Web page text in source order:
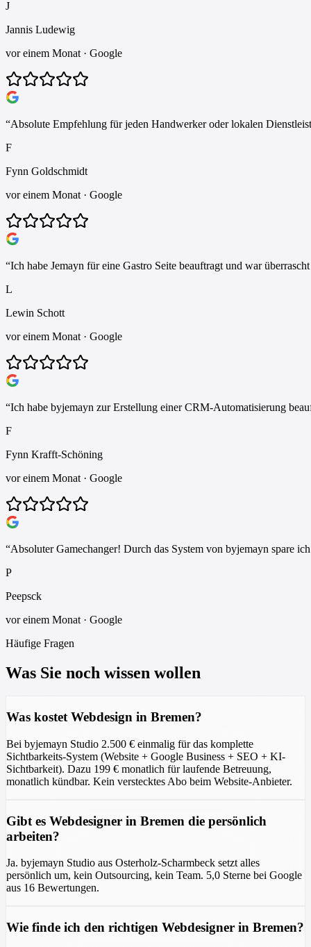
J
Jannis Ludewig
vor einem Monat · Google
“Absolute Empfehlung für jeden Handwerker oder lokalen
F
Fynn Goldschmidt
vor einem Monat · Google
“Ich habe Jemayn für eine Gastro Seite beauftragt und war
L
Lewin Schott
vor einem Monat · Google
“Ich habe byjemayn zur Erstellung einer CRM-Automatisierung
F
Fynn Krafft-Schöning
vor einem Monat · Google
“Absoluter Gamechanger! Durch das System von byjemayn spare
P
Peepsck
vor einem Monat · Google
Häufige Fragen
Was Sie noch wissen wollen
Was kostet Webdesign in Bremen?
Bei byjemayn Studio 2.500 € einmalig für das komplette
Sichtbarkeits-System (Website + Google Business + SEO + KI-
Sichtbarkeit). Dazu 199 € monatlich für laufende Betreuung,
monatlich kündbar. Kein verstecktes Abo beim Website-Anbieter.
Gibt es Webdesigner in Bremen die persönlich
arbeiten?
Ja. byjemayn Studio aus Osterholz-Scharmbeck setzt alles
persönlich um, kein Outsourcing, kein Team. 5,0 Sterne bei Google
aus 16 Bewertungen.
Wie finde ich den richtigen Webdesigner in Bremen?